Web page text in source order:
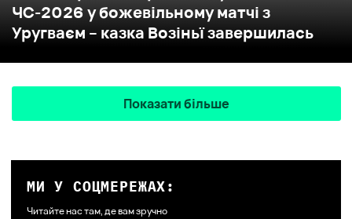
ЧС-2026 у божевільному матчі з
Уругваєм – казка Возіньї завершилась
Показати більше
МИ У СОЦМЕРЕЖАХ:
Читайте нас там, де вам зручно